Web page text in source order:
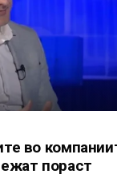
во
пораст